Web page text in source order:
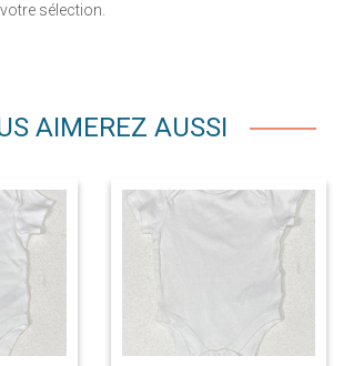
sélection.
AIMEREZ AUSSI